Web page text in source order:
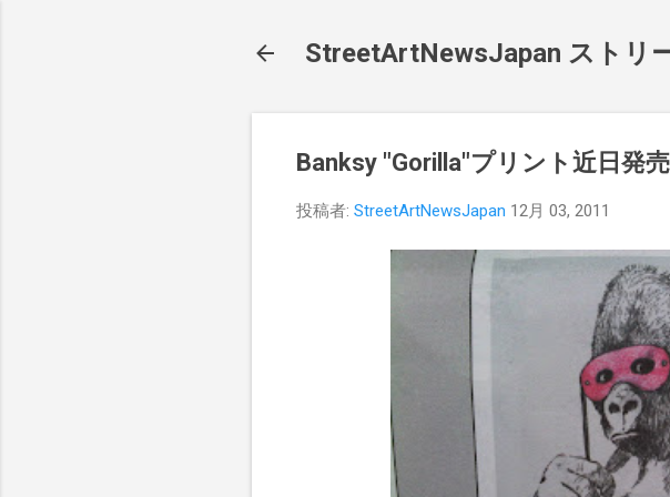
StreetArtNewsJapan ストリ
Banksy "Gorilla"プリント近日発売
投稿者: StreetArtNewsJapan 12月 03, 2011